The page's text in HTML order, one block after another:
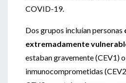
COVID-19.
Dos grupos incluían personas
extremadamente
estaban gravemente (CEV1)
inmunocomprometidas